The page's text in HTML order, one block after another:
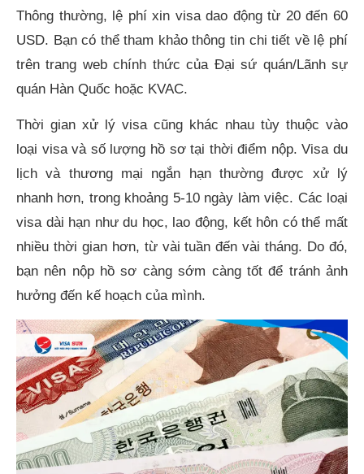
Thông thường, lệ phí xin visa dao động từ 20 đến 60
USD. Bạn có thể tham khảo thông tin chi tiết về lệ phí
trên trang web chính thức của Đại sứ quán/Lãnh sự
quán Hàn Quốc hoặc KVAC.
Thời gian xử lý visa cũng khác nhau tùy thuộc vào
loại visa và số lượng hồ sơ tại thời điểm nộp. Visa du
lịch và thương mại ngắn hạn thường được xử lý
nhanh hơn, trong khoảng 5-10 ngày làm việc. Các loại
visa dài hạn như du học, lao động, kết hôn có thể mất
nhiều thời gian hơn, từ vài tuần đến vài tháng. Do đó,
bạn nên nộp hồ sơ càng sớm càng tốt để tránh ảnh
hưởng đến kế hoạch của mình.